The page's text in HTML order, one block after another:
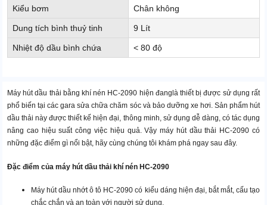
Kiểu bơm Chân không
Dung tích bình thuỷ tinh 9 Lít
Nhiệt độ dầu bình chứa < 80 độ
Máy hút dầu thải bằng khí nén HC-2090 hiện đanglà thiết bị được sử dụng rất
phổ biến tại các gara sửa chữa chăm sóc và bảo dưỡng xe hơi. Sản phẩm hút
dầu thải này được thiết kế hiện đại, thông minh, sử dụng dễ dàng, có tác dụng
nâng cao hiệu suất công việc hiệu quả. Vậy máy hút dầu thải HC-2090 có
những đặc điểm gì nổi bật, hãy cùng chúng tôi khám phá ngay sau đây.
Đặc điểm của máy hút dầu thải khí nén HC-2090
Máy hút dầu nhớt ô tô HC-2090 có kiểu dáng hiện đại, bắt mắt, cấu tạo
chắc chắn và an toàn với người sử dụng.